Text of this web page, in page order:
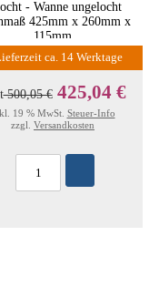
- Wanne ungelocht
425mm x 260mm x
115mm
ca. 14 Werktage
500,05 € 425,04 €
19 % MwSt. Steuer-Info
zzgl. Versandkosten